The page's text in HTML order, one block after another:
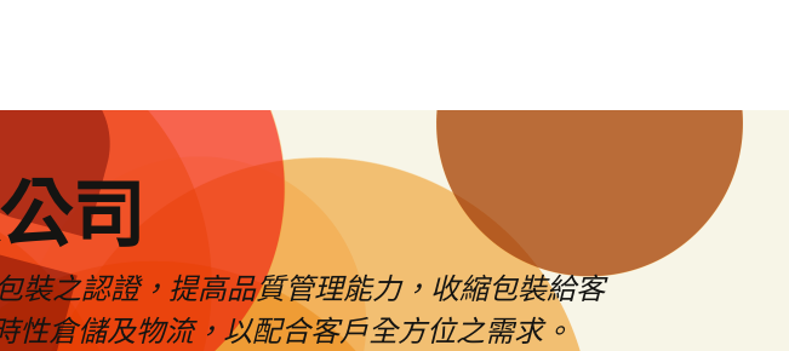
司
裝之認證，提高品質管理能力，收縮包裝給客
性倉儲及物流，以配合客戶全方位之需求。